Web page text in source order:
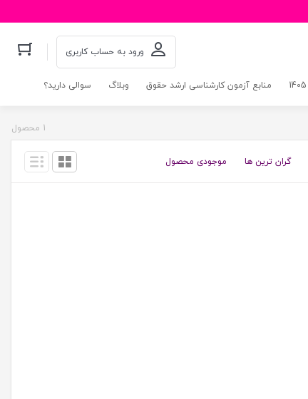
ورود به حساب کاربری
منابع آزمون کارشناسی ارشد حقوق وبلاگ سوالی دارید؟
1 محصول
گران ترین ها موجودی محصول